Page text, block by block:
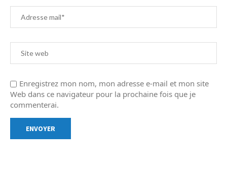
Enregistrez mon nom, mon adresse e-mail et mon site
Web dans ce navigateur pour la prochaine fois que je
commenterai.